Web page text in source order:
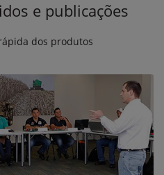
e publicações
dos produtos